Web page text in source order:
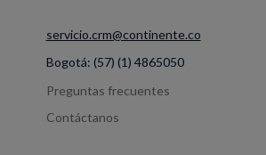
servicio.crm@continente.co
Bogotá: (57) (1) 4865050
Preguntas frecuentes
Contáctanos